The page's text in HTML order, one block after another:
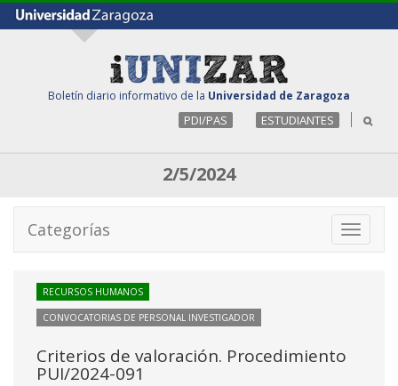
Boletín diario informativo de la Universidad de Zaragoza
PDI/PAS ESTUDIANTES
2/5/2024
Toggle
Categorías
RECURSOS HUMANOS
CONVOCATORIAS DE PERSONAL INVESTIGADOR
Criterios de valoración. Procedimiento
PUI/2024-091